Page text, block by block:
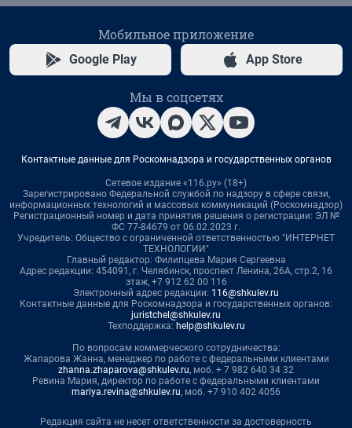
Мобильное приложение
Google Play App Store
Мы в соцсетях
Контактные данные для Роскомнадзора и государственных органов
Сетевое издание «116.ру» (18+)
Зарегистрировано Федеральной службой по надзору в сфере связи,
информационных технологий и массовых коммуникаций (Роскомнадзор)
Регистрационный номер и дата принятия решения о регистрации: ЭЛ №
ФС 77-84679 от 06.02.2023 г.
Учредитель: Общество с ограниченной ответственностью "ИНТЕРНЕТ
ТЕХНОЛОГИИ"
Главный редактор: Филипцева Мария Сергеевна
Адрес редакции: 454091, г. Челябинск, проспект Ленина, 26А, стр.2, 16
этаж, +7 912 62 00 116
Электронный адрес редакции: 116@shkulev.ru
Контактные данные для Роскомнадзора и государственных органов:
juristchel@shkulev.ru
Техподдержка: help@shkulev.ru
По вопросам коммерческого сотрудничества:
Жапарова Жанна, менеджер по работе с федеральными клиентами
zhanna.zhaparova@shkulev.ru, моб. + 7 982 640 34 32
Ревина Мария, директор по работе с федеральными клиентами
mariya.revina@shkulev.ru, моб. +7 910 402 4056
Редакция сайта не несет ответственности за достоверность